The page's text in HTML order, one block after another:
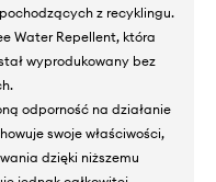
z recyklingu.
Water Repellent, która
wyprodukowany bez
odporność na działanie
swoje właściwości,
dzięki niższemu